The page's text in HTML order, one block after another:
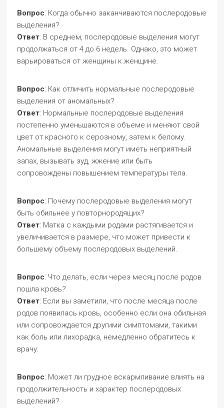
Вопрос: Когда обычно заканчиваются послеродовые
выделения?
Ответ: В среднем, послеродовые выделения могут
продолжаться от 4 до 6 недель. Однако, это может
варьироваться от женщины к женщине.
Вопрос: Как отличить нормальные послеродовые
выделения от аномальных?
Ответ: Нормальные послеродовые выделения
постепенно уменьшаются в объеме и меняют свой
цвет от красного к серозному, затем к белому.
Аномальные выделения могут иметь неприятный
запах, вызывать зуд, жжение или быть
сопровождены повышением температуры тела.
Вопрос: Почему послеродовые выделения могут
быть обильнее у повторнородящих?
Ответ: Матка с каждыми родами растягивается и
увеличивается в размере, что может привести к
большему объему послеродовых выделений.
Вопрос: Что делать, если через месяц после родов
пошла кровь?
Ответ: Если вы заметили, что после месяца после
родов появилась кровь, особенно если она обильная
или сопровождается другими симптомами, такими
как боль или лихорадка, немедленно обратитесь к
врачу.
Вопрос: Может ли грудное вскармливание влиять на
продолжительность и характер послеродовых
выделений?